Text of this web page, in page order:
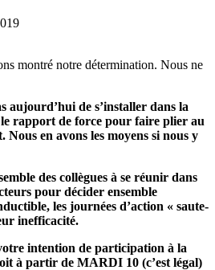
montré notre détermination. Nous ne
aujourd’hui de s’installer dans la
rapport de force pour faire plier au
Nous en avons les moyens si nous y
des collègues à se réunir dans
pour décider ensemble
les journées d’action « saute-
inefficacité.
intention de participation à la
à partir de MARDI 10 (c’est légal)